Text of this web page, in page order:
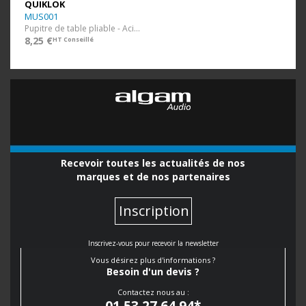
QUIKLOK
MUS001
Pupitre de table pliable - Acier noir - 41X23 cm
8,25 €HT Conseillé
Recevoir toutes les actualités de nos
marques et de nos partenaires
Inscription
Inscrivez-vous pour recevoir la newsletter
Vous désirez plus d'informations ?
Besoin d'un devis ?
Contactez nous au :